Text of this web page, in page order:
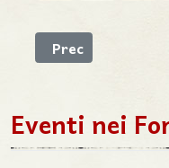
Articolo
Prec
Eventi nei